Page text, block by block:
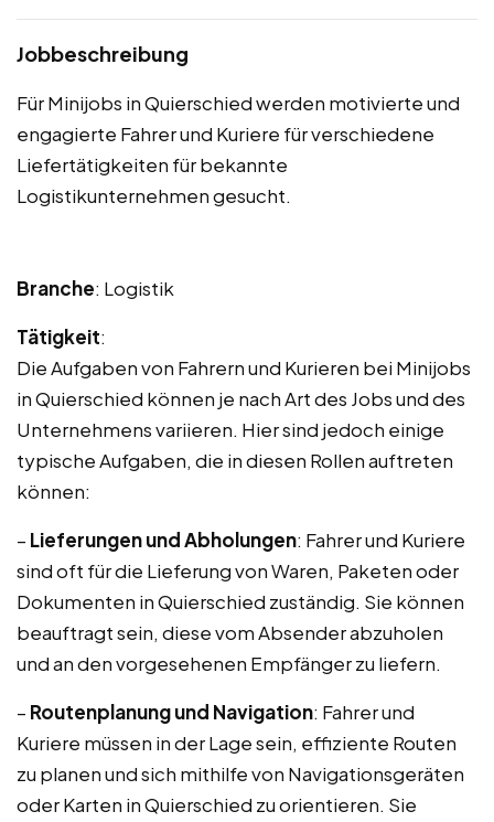
Jobbeschreibung
Für Minijobs in Quierschied werden motivierte und
engagierte Fahrer und Kuriere für verschiedene
Liefertätigkeiten für bekannte
Logistikunternehmen gesucht.
Branche: Logistik
Tätigkeit:
Die Aufgaben von Fahrern und Kurieren bei Minijobs
in Quierschied können je nach Art des Jobs und des
Unternehmens variieren. Hier sind jedoch einige
typische Aufgaben, die in diesen Rollen auftreten
können:
– Lieferungen und Abholungen: Fahrer und Kuriere
sind oft für die Lieferung von Waren, Paketen oder
Dokumenten in Quierschied zuständig. Sie können
beauftragt sein, diese vom Absender abzuholen
und an den vorgesehenen Empfänger zu liefern.
– Routenplanung und Navigation: Fahrer und
Kuriere müssen in der Lage sein, effiziente Routen
zu planen und sich mithilfe von Navigationsgeräten
oder Karten in Quierschied zu orientieren. Sie